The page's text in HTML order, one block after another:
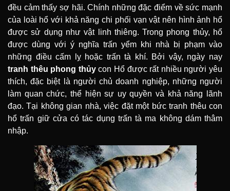
đều cảm thấy sợ hãi. Chính những đặc điểm về sức mạnh
của loài hổ với khả năng chi phối vạn vật nên hình ảnh hổ
được sử dụng như vật linh thiêng. Trong phong thủy, hổ
được dùng với ý nghĩa trấn yểm khi nhà bị phạm vào
những điều cấm lỵ hoặc trấn tà khí. Bởi vậy, ngày nay
tranh thêu phong thủycon Hổ được rất nhiều người yêu
thích, đặc biệt là người chủ doanh nghiệp, những người
làm quan chức, thể hiện sự uy quyền và khả năng lãnh
đạo. Tại không gian nhà, việc đặt một bức tranh thêu con
hổ trấn giữ cửa có tác dụng trấn tà ma không dám thâm
nhập.